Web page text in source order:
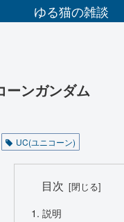
ゆる猫の雑談
ーンガンダム
UC(ユニコーン)
目次
説明